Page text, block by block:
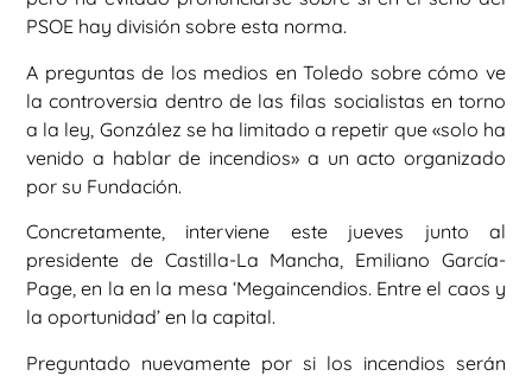
PSOE hay división sobre esta norma.
A preguntas de los medios en Toledo sobre cómo ve
la controversia dentro de las filas socialistas en torno
a la ley, González se ha limitado a repetir que «solo ha
venido a hablar de incendios» a un acto organizado
por su Fundación.
Concretamente, interviene este jueves junto al
presidente de Castilla-La Mancha, Emiliano García-
Page, en la en la mesa ‘Megaincendios. Entre el caos y
la oportunidad’ en la capital.
Preguntado nuevamente por si los incendios serán